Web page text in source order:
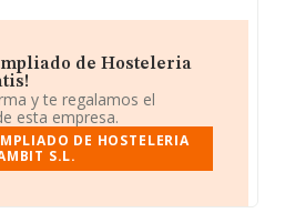
de Hosteleria
y te regalamos el
esta empresa.
DE HOSTELERIA
S.L.